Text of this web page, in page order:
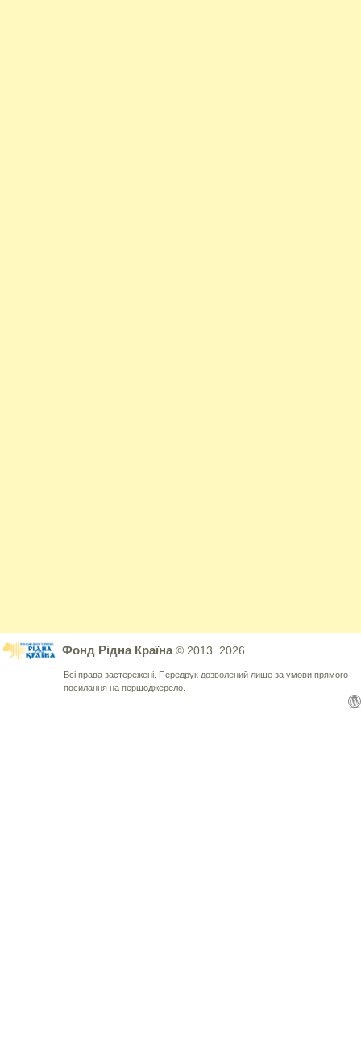
Фонд Рідна Країна© 2013..2026
Всі права застережені. Передрук дозволений лише за умови прямого
посилання на першоджерело.